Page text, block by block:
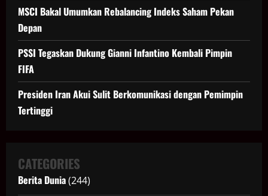
MSCI Bakal Umumkan Rebalancing Indeks Saham Pekan
Depan
PSSI Tegaskan Dukung Gianni Infantino Kembali Pimpin
FIFA
Presiden Iran Akui Sulit Berkomunikasi dengan Pemimpin
Tertinggi
CATEGORIES
Berita Dunia(244)